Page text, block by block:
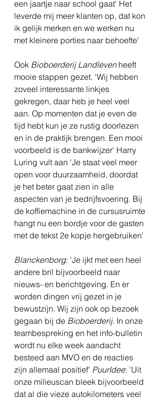
een jaartje naar school gaat' Het
leverde mij meer klanten op, dat kon
ik gelijk merken en we werken nu
met kleinere porties naar behoefte'
Ook Bioboerderij Landleven heeft
mooie stappen gezet. 'Wij hebben
zoveel interessante linkjes
gekregen, daar heb je heel veel
aan. Op momenten dat je even de
tijd hebt kun je ze rustig doorlezen
en in de praktijk brengen. Een mooi
voorbeeld is de bankwijzer' Harry
Luring vult aan 'Je staat veel meer
open voor duurzaamheid, doordat
je het beter gaat zien in alle
aspecten van je bedrijfsvoering. Bij
de koffiemachine in de cursusruimte
hangt nu een bordje voor de gasten
met de tekst 2e kopje hergebruiken'
Blanckenborg: 'Je ijkt met een heel
andere bril bijvoorbeeld naar
nieuws- en berichtgeving. En er
worden dingen vrij gezet in je
bewustzijn. Wij zijn ook op bezoek
gegaan bij de Bioboerderij. In onze
teambespreking en het info-bulletin
wordt nu elke week aandacht
besteed aan MVO en de reacties
zijn allemaal positief' PuurIdee: 'Uit
onze milieuscan bleek bijvoorbeeld
dat al die vieze autokilometers veel